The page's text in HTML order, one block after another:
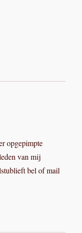
opgepimpte
van mij
bel of mail